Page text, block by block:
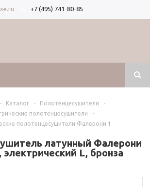
+7 (495) 741-80-85
- Каталог - Полотенцесушители
-
полотенцесушители
-
полотенцесушители Фалерони 1
латунный Фалерони
электрический L, бронза